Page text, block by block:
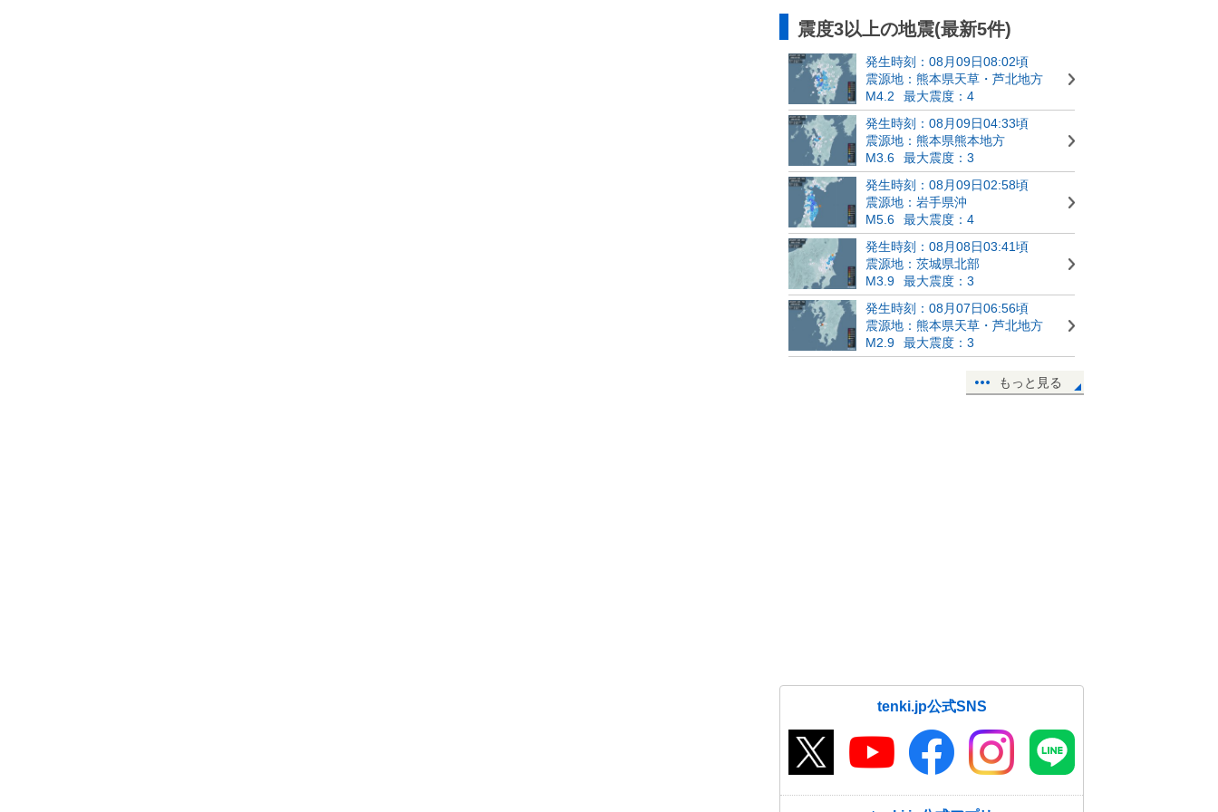
震度3以上の地震(最新5件)
発生時刻：08月09日08:02頃
震源地：熊本県天草・芦北地方
M4.2
最大震度：4
発生時刻：08月09日04:33頃
震源地：熊本県熊本地方
M3.6
最大震度：3
発生時刻：08月09日02:58頃
震源地：岩手県沖
M5.6
最大震度：4
発生時刻：08月08日03:41頃
震源地：茨城県北部
M3.9
最大震度：3
発生時刻：08月07日06:56頃
震源地：熊本県天草・芦北地方
M2.9
最大震度：3
もっと見る
tenki.jp公式SNS